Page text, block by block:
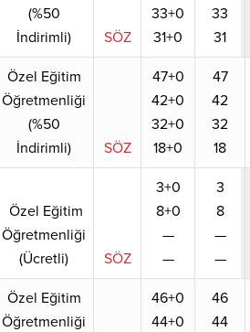
(%50
İndirimli)
SÖZ
33+0
31+0
33
31
Özel Eğitim
Öğretmenliği
(%50
İndirimli)
SÖZ
47+0
42+0
32+0
18+0
47
42
32
18
Özel Eğitim
Öğretmenliği
(Ücretli)
SÖZ
3+0
8+0
—
—
3
8
—
—
Özel Eğitim
Öğretmenliği
46+0
44+0
46
44